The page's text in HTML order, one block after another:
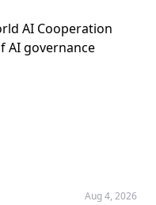
Aug 4, 2026